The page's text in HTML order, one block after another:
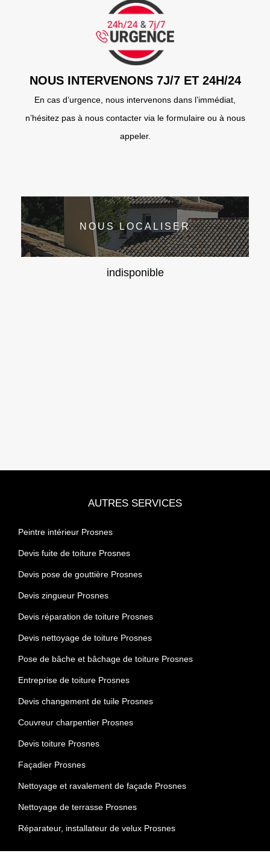
NOUS INTERVENONS 7J/7 ET 24H/24
En cas d’urgence, nous intervenons dans l’immédiat,
n’hésitez pas à nous contacter via le formulaire ou à nous
appeler.
NOUS LOCALISER
indisponible
AUTRES SERVICES
Peintre intérieur Prosnes
Devis fuite de toiture Prosnes
Devis pose de gouttière Prosnes
Devis zingueur Prosnes
Devis réparation de toiture Prosnes
Devis nettoyage de toiture Prosnes
Pose de bâche et bâchage de toiture Prosnes
Entreprise de toiture Prosnes
Devis changement de tuile Prosnes
Couvreur charpentier Prosnes
Devis toiture Prosnes
Façadier Prosnes
Nettoyage et ravalement de façade Prosnes
Nettoyage de terrasse Prosnes
Réparateur, installateur de velux Prosnes